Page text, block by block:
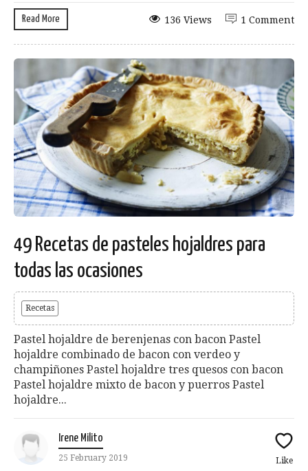
Read More 1 Comment
136 Views
49 Recetas de pasteles hojaldres para
todas las ocasiones
Recetas
Pastel hojaldre de berenjenas con bacon Pastel
hojaldre combinado de bacon con verdeo y
champiñones Pastel hojaldre tres quesos con bacon
Pastel hojaldre mixto de bacon y puerros Pastel
hojaldre...
Irene Milito
25 February 2019 Like